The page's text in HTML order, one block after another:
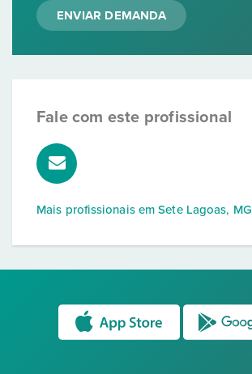
ENVIAR DEMANDA
Fale com este profissional
Mais profissionais emSete Lagoas, MG